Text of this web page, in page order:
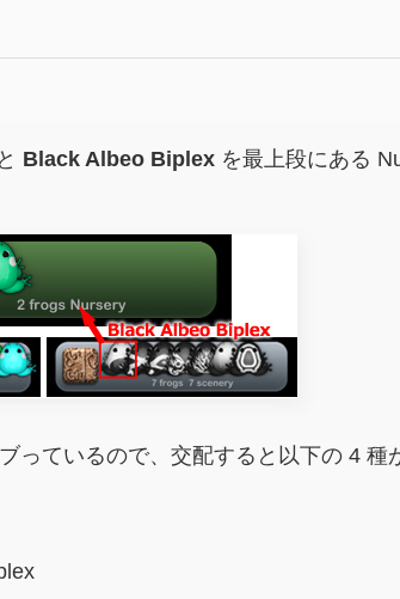
Black Albeo Biplexを最上段にある
っているので、交配すると以下の 4 種